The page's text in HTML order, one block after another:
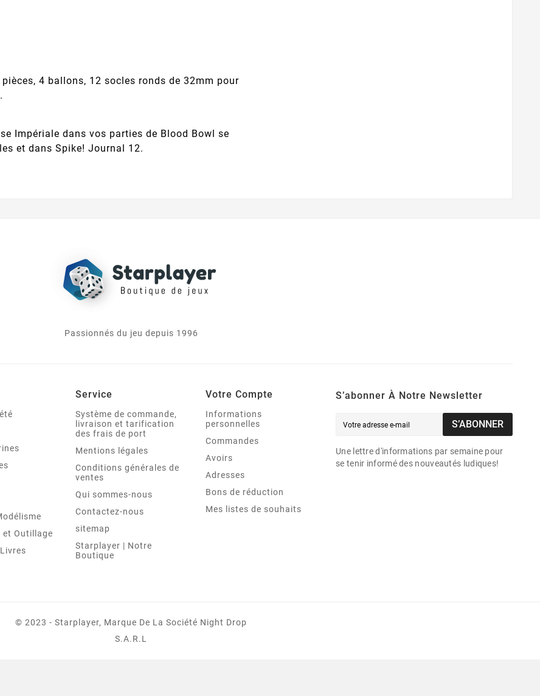
4 ballons, 12 socles ronds de 32mm pour
Impériale dans vos parties de Blood Bowl se
et dans Spike! Journal 12.
Passionnés du jeu depuis 1996
et Outillage
Service
Système de commande,
livraison et tarification
des frais de port
Mentions légales
Conditions générales de
ventes
Qui sommes-nous
Contactez-nous
sitemap
Starplayer | Notre
Boutique
Votre Compte
Informations
personnelles
Commandes
Avoirs
Adresses
Bons de réduction
Mes listes de souhaits
S’abonner À Notre Newsletter
S’ABONNER
Une lettre d'informations par semaine pour
se tenir informé des nouveautés ludiques!
© 2023 - Starplayer, Marque De La Société Night Drop
S.A.R.L